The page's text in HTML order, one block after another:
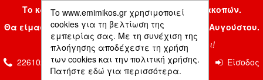
To www.emimikos.gr χρησιμοποιεί
cookies για τη βελτίωση της
εμπειρίας σας. Με τη συνέχιση της
πλοήγησης αποδέχεστε τη χρήση
των cookies και την πολιτική χρήσης.
Πατήστε εδώ για περισσότερα.
Το κατάστημα μας είναι κλειστό λόγω διακοπών.
Θα είμαστε και πάλι μαζί σας την Δευτέρα 24 Αυγούστου.
Σας ευχόμαστε ένα όμορφο καλοκαίρι!
2261026435 & 2261081666
Επικοινωνία
Είσοδος
Μέλους